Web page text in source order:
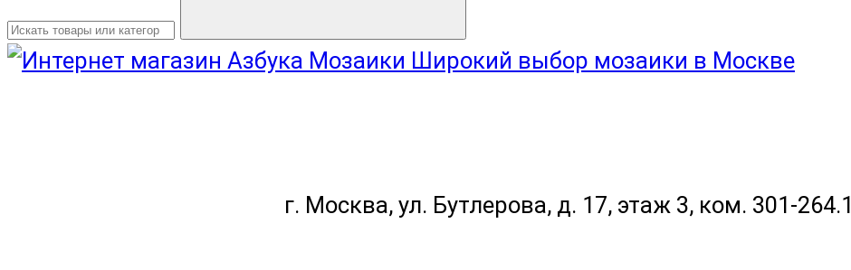
Широкий выбор мозаики в Москве
г. Москва, ул. Бутлерова, д. 17, этаж 3, ком. 301-264.1